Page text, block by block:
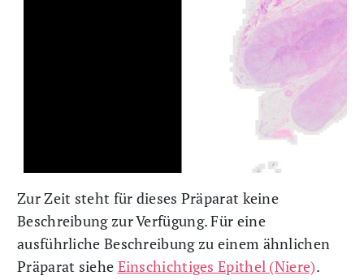
Zur Zeit steht für dieses Präparat keine
Beschreibung zur Verfügung. Für eine
ausführliche Beschreibung zu einem ähnlichen
Präparat siehe Einschichtiges Epithel (Niere).